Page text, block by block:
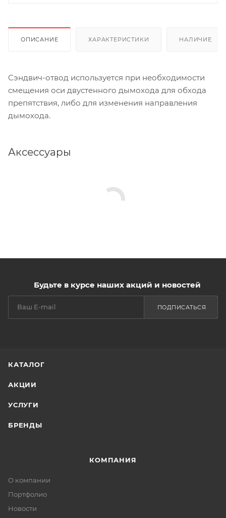
ОПИСАНИЕ ХАРАКТЕРИСТИКИ НАЛИЧИЕ
Сэндвич-отвод используется при необходимости
смещения оси двустенного дымохода для обхода
препятствия, либо для изменения направления
дымохода.
Аксессуары
Будьте в курсе наших акций и новостей
ПОДПИСАТЬСЯ
КАТАЛОГ
АКЦИИ
УСЛУГИ
БРЕНДЫ
КОМПАНИЯ
О компании
Портфолио
Новости